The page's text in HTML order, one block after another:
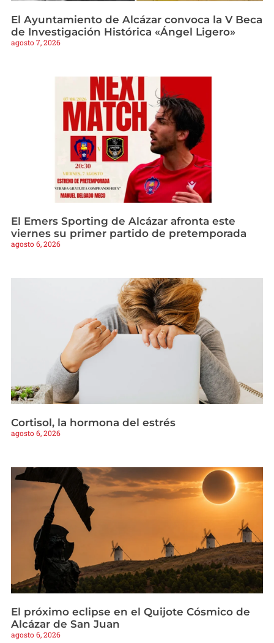
El Ayuntamiento de Alcázar convoca la V Beca
de Investigación Histórica «Ángel Ligero»
agosto 7, 2026
El Emers Sporting de Alcázar afronta este
viernes su primer partido de pretemporada
agosto 6, 2026
Cortisol, la hormona del estrés
agosto 6, 2026
El próximo eclipse en el Quijote Cósmico de
Alcázar de San Juan
agosto 6, 2026